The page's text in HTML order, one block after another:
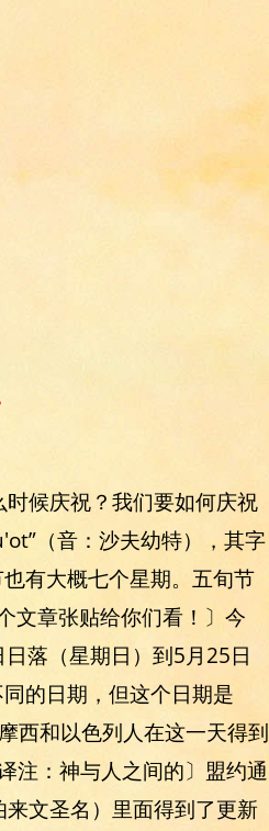
候庆祝？我们要如何庆祝
（音：沙夫幼特），其字
有大概七个星期。五旬节
文章张贴给你们看！〕今
落（星期日）到5月25日
的日期，但这个日期是
西和以色列人在这一天得到
注：神与人之间的〕盟约通
来文圣名）里面得到了更新